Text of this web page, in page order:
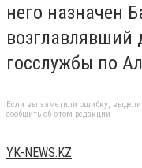
него назначен
возглавлявший
госслужбы по
Если вы заметили ошибку,
сообщить об этом редакции
YK-NEWS.KZ